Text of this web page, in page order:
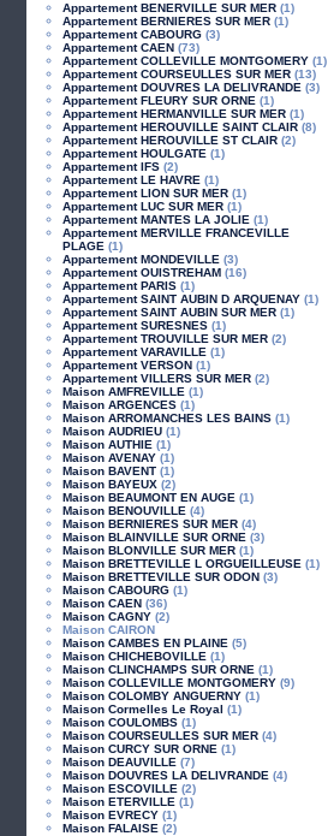
Appartement BENERVILLE SUR MER (1)
Appartement BERNIERES SUR MER (1)
Appartement CABOURG (3)
Appartement CAEN (73)
Appartement COLLEVILLE MONTGOMERY (1)
Appartement COURSEULLES SUR MER (13)
Appartement DOUVRES LA DELIVRANDE (3)
Appartement FLEURY SUR ORNE (1)
Appartement HERMANVILLE SUR MER (1)
Appartement HEROUVILLE SAINT CLAIR (8)
Appartement HEROUVILLE ST CLAIR (2)
Appartement HOULGATE (1)
Appartement IFS (2)
Appartement LE HAVRE (1)
Appartement LION SUR MER (1)
Appartement LUC SUR MER (1)
Appartement MANTES LA JOLIE (1)
Appartement MERVILLE FRANCEVILLE
PLAGE (1)
Appartement MONDEVILLE (3)
Appartement OUISTREHAM (16)
Appartement PARIS (1)
Appartement SAINT AUBIN D ARQUENAY (1)
Appartement SAINT AUBIN SUR MER (1)
Appartement SURESNES (1)
Appartement TROUVILLE SUR MER (2)
Appartement VARAVILLE (1)
Appartement VERSON (1)
Appartement VILLERS SUR MER (2)
Maison AMFREVILLE (1)
Maison ARGENCES (1)
Maison ARROMANCHES LES BAINS (1)
Maison AUDRIEU (1)
Maison AUTHIE (1)
Maison AVENAY (1)
Maison BAVENT (1)
Maison BAYEUX (2)
Maison BEAUMONT EN AUGE (1)
Maison BENOUVILLE (4)
Maison BERNIERES SUR MER (4)
Maison BLAINVILLE SUR ORNE (3)
Maison BLONVILLE SUR MER (1)
Maison BRETTEVILLE L ORGUEILLEUSE (1)
Maison BRETTEVILLE SUR ODON (3)
Maison CABOURG (1)
Maison CAEN (36)
Maison CAGNY (2)
Maison CAIRON
Maison CAMBES EN PLAINE (5)
Maison CHICHEBOVILLE (1)
Maison CLINCHAMPS SUR ORNE (1)
Maison COLLEVILLE MONTGOMERY (9)
Maison COLOMBY ANGUERNY (1)
Maison Cormelles Le Royal (1)
Maison COULOMBS (1)
Maison COURSEULLES SUR MER (4)
Maison CURCY SUR ORNE (1)
Maison DEAUVILLE (7)
Maison DOUVRES LA DELIVRANDE (4)
Maison ESCOVILLE (2)
Maison ETERVILLE (1)
Maison EVRECY (1)
Maison FALAISE (2)